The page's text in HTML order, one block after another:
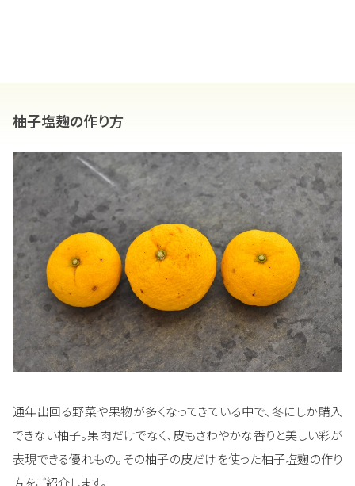
柚子塩麹の作り方
通年出回る野菜や果物が多くなってきている中で、冬にしか購入
できない柚子。果肉だけでなく、皮もさわやかな香りと美しい彩が
表現できる優れもの。その柚子の皮だけを使った柚子塩麹の作り
方をご紹介します。